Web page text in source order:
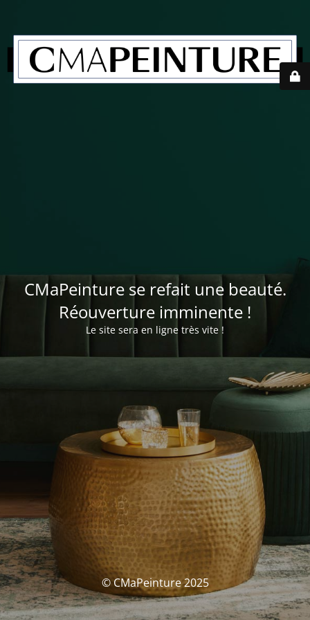
CMaPeinture se refait une beauté.
Réouverture imminente !
Le site sera en ligne très vite !
© CMaPeinture 2025